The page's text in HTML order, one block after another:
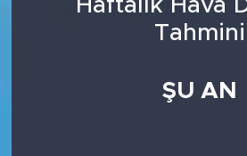
Haftalık Hava
Tahmini
ŞU AN